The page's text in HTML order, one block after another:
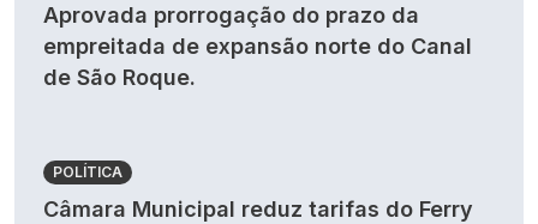
Aprovada prorrogação do prazo da
empreitada de expansão norte do Canal
de São Roque.
POLÍTICA
Câmara Municipal reduz tarifas do Ferry